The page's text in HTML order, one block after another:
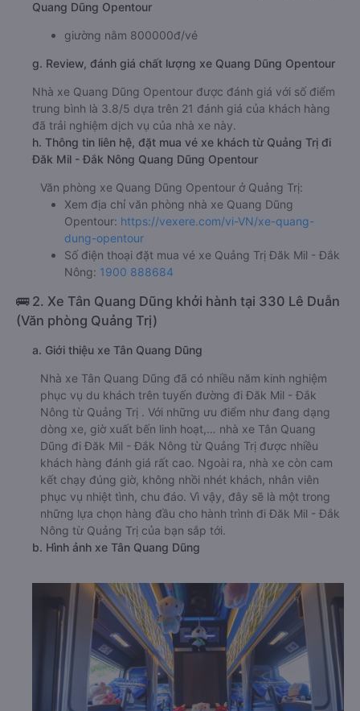
Quang Dũng Opentour
giường nằm 800000đ/vé
g. Review, đánh giá chất lượng xe Quang Dũng Opentour
Nhà xe Quang Dũng Opentour được đánh giá với số điểm
trung bình là 3.8/5 dựa trên 21 đánh giá của khách hàng
đã trải nghiệm dịch vụ của nhà xe này.
h. Thông tin liên hệ, đặt mua vé xe khách từ Quảng Trị đi
Đăk Mil - Đắk Nông Quang Dũng Opentour
Văn phòng xe Quang Dũng Opentour ở Quảng Trị:
Xem địa chỉ văn phòng nhà xe Quang Dũng
Opentour: https://vexere.com/vi-VN/xe-quang-
dung-opentour
Số điện thoại đặt mua vé xe Quảng Trị Đăk Mil - Đắk
Nông: 1900 888684
🚌 2. Xe Tân Quang Dũng khởi hành tại 330 Lê Duẫn
(Văn phòng Quảng Trị)
a. Giới thiệu xe Tân Quang Dũng
Nhà xe Tân Quang Dũng đã có nhiều năm kinh nghiệm
phục vụ du khách trên tuyến đường đi Đăk Mil - Đắk
Nông từ Quảng Trị . Với những ưu điểm như đang dạng
dòng xe, giờ xuất bến linh hoạt,… nhà xe Tân Quang
Dũng đi Đăk Mil - Đắk Nông từ Quảng Trị được nhiều
khách hàng đánh giá rất cao. Ngoài ra, nhà xe còn cam
kết chạy đúng giờ, không nhồi nhét khách, nhân viên
phục vụ nhiệt tình, chu đáo. Vì vậy, đây sẽ là một trong
những lựa chọn hàng đầu cho hành trình đi Đăk Mil - Đắk
Nông từ Quảng Trị của bạn sắp tới.
b. Hình ảnh xe Tân Quang Dũng